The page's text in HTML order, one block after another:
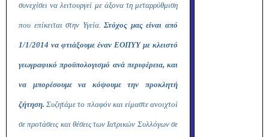
συνεχίσει να λειτουργεί με άξονα τη μεταρρύθμιση
που επίκειται στην Υγεία.Στόχος μας είναι από
1/1/2014 να φτιάξουμε έναν ΕΟΠΥΥ με κλειστό
γεωγραφικό προϋπολογισμό ανά περιφέρεια, και
να μπορέσουμε να κόψουμε την προκλητή
ζήτηση. Συζητάμε το πλαφόν και είμαστε ανοιχτοί
σε προτάσεις και θέσεις των Ιατρικών Συλλόγων σε